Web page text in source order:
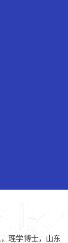
理学博士，山东